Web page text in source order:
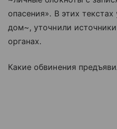
опасения». В этих
дом~, уточнили
органах.
Какие обвинения